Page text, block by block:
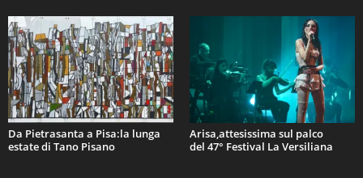
Da Pietrasanta a Pisa:la lunga
estate di Tano Pisano
Arisa,attesissima sul palco
del 47° Festival La Versiliana